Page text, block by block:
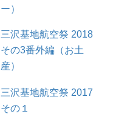
ー）
三沢基地航空祭 2018
その3番外編（お土
産）
三沢基地航空祭 2017
その１